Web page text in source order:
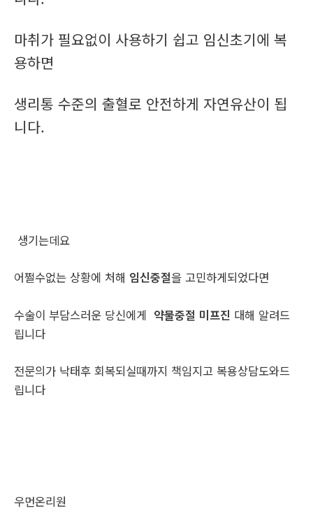
마취가 필요없이 사용하기 쉽고 임신초기에 복
용하면
생리통 수준의 출혈로 안전하게 자연유산이 됩
니다.
생기는데요
어쩔수없는 상황에 처해 임신중절을 고민하게되었다면
수술이 부담스러운 당신에게 약물중절 미프진 대해 알려드
립니다
전문의가 낙태후 회복되실때까지 책임지고 복용상담도와드
립니다
우먼온리원